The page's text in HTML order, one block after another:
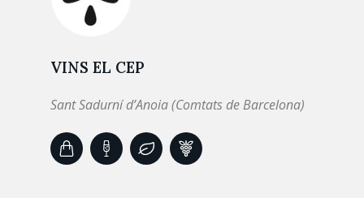
VINS EL CEP
Sant Sadurní d’Anoia (Comtats de Barcelona)